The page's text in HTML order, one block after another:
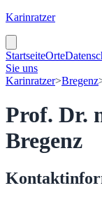
Karinratzer
StartseiteOrte
Sie uns
Karinratzer>Bregenz
Prof. Dr.
Bregenz